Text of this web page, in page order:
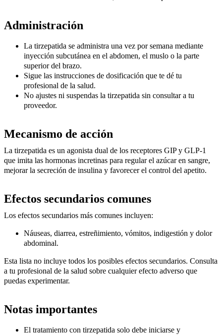
Administración
La tirzepatida se administra una vez por semana mediante
inyección subcutánea en el abdomen, el muslo o la parte
superior del brazo.
Sigue las instrucciones de dosificación que te dé tu
profesional de la salud.
No ajustes ni suspendas la tirzepatida sin consultar a tu
proveedor.
Mecanismo de acción
La tirzepatida es un agonista dual de los receptores GIP y GLP-1
que imita las hormonas incretinas para regular el azúcar en sangre,
mejorar la secreción de insulina y favorecer el control del apetito.
Efectos secundarios comunes
Los efectos secundarios más comunes incluyen:
Náuseas, diarrea, estreñimiento, vómitos, indigestión y dolor
abdominal.
Esta lista no incluye todos los posibles efectos secundarios. Consulta
a tu profesional de la salud sobre cualquier efecto adverso que
puedas experimentar.
Notas importantes
El tratamiento con tirzepatida solo debe iniciarse y